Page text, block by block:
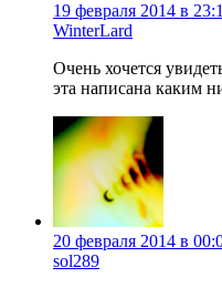
19 февраля 2014 в
WinterLard
Очень хочется
эта написана каким
20 февраля 2014 в
sol289